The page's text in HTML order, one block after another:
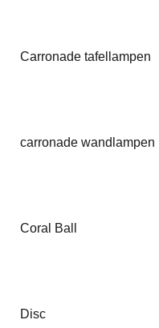
Carronade tafellampen
carronade wandlampen
Coral Ball
Disc